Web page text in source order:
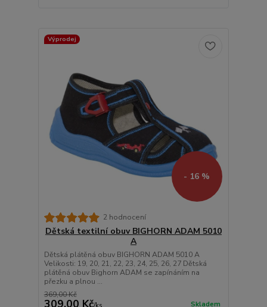
Výprodej
- 16 %
2 hodnocení
Dětská textilní obuv BIGHORN ADAM 5010
A
Dětská plátěná obuv BIGHORN ADAM 5010 A
Velikosti: 19, 20, 21, 22, 23, 24, 25, 26, 27 Dětská
plátěná obuv Bighorn ADAM se zapínáním na
přezku a plnou ...
369,00 Kč
309,00 Kč Skladem